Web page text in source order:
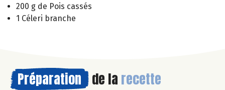
200 g de Pois cassés
1 Céleri branche
Préparation de la recette